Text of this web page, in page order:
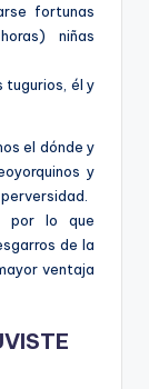
fortunas
niñas
tugurios, él y
el dónde y
y
por lo que
de la
ventaja